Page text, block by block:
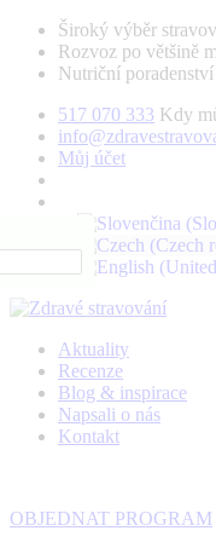
Široký výběr
Rozvoz po většině
Nutriční
517 070 333 Kdy
Můj účet
Aktuality
Recenze
Blog & inspirace
Napsali o nás
Kontakt
OBJEDNAT PROGRAM